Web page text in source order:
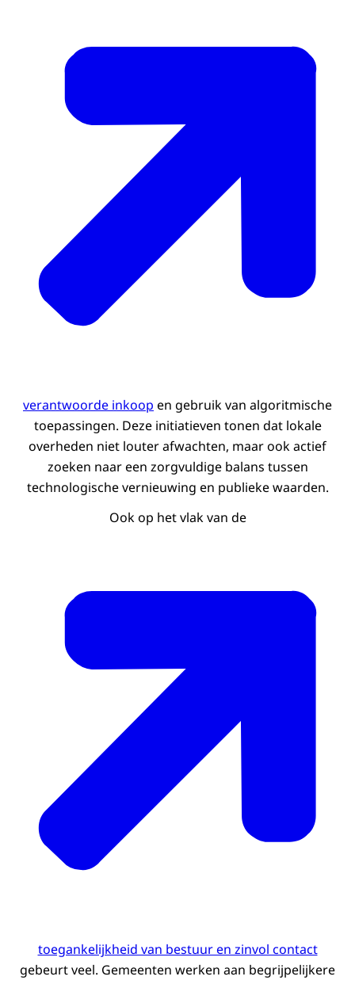
verantwoorde inkoop en gebruik van algoritmische
toepassingen. Deze initiatieven tonen dat lokale
overheden niet louter afwachten, maar ook actief
zoeken naar een zorgvuldige balans tussen
technologische vernieuwing en publieke waarden.
Ook op het vlak van de
toegankelijkheid van bestuur en zinvol contact
gebeurt veel. Gemeenten werken aan begrijpelijkere